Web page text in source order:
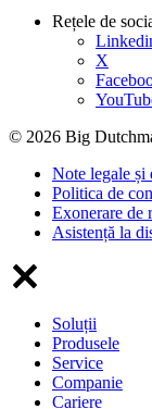
Rețele de
X
© 2026 Big
Note legale și
Politica de
Exonerare de
Asistență la
Soluții
Produsele
Service
Companie
Cariere